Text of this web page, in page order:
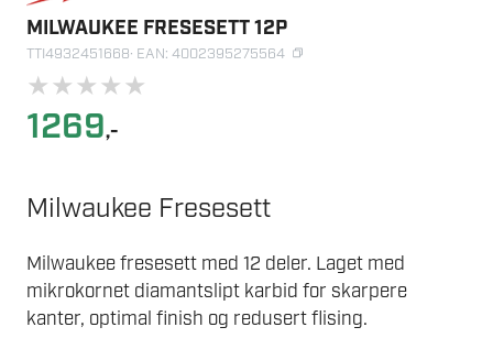
MILWAUKEE FRESESETT 12P
TTI4932451668· EAN: 4002395275564
★★★★★
1269,-
Milwaukee Fresesett
Milwaukee fresesett med 12 deler. Laget med
mikrokornet diamantslipt karbid for skarpere
kanter, optimal finish og redusert flising.